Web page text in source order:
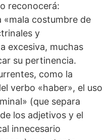
reconocerá:
«mala costumbre de
y
excesiva, muchas
su pertinencia.
como la
verbo «haber», el uso
(que separa
los adjetivos y el
innecesario